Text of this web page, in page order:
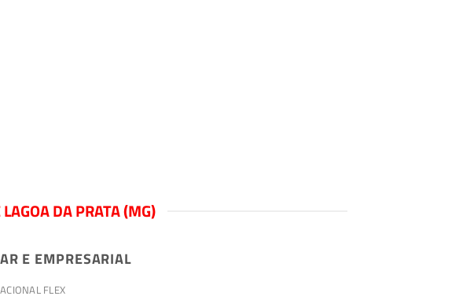
DA PRATA (MG)
E EMPRESARIAL
FLEX